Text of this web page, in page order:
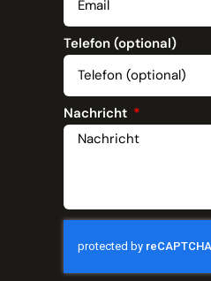
Telefon (optional)
Nachricht